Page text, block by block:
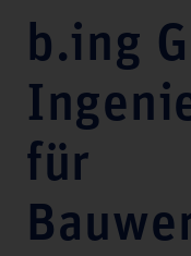
b.ing
für